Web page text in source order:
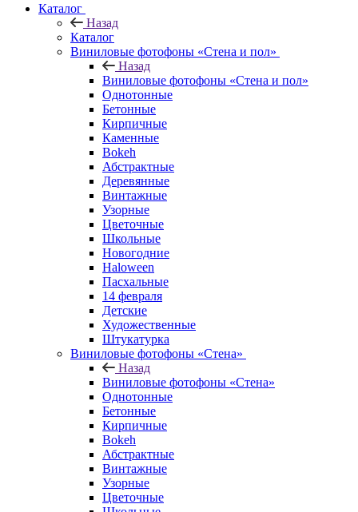
Каталог
Назад
Каталог
Виниловые фотофоны «Стена и пол»
Назад
Виниловые фотофоны «Стена и пол»
Однотонные
Бетонные
Кирпичные
Каменные
Bokeh
Абстрактные
Деревянные
Винтажные
Узорные
Цветочные
Школьные
Новогодние
Haloween
Пасхальные
14 февраля
Детские
Художественные
Штукатурка
Виниловые фотофоны «Стена»
Назад
Виниловые фотофоны «Стена»
Однотонные
Бетонные
Кирпичные
Bokeh
Абстрактные
Винтажные
Узорные
Цветочные